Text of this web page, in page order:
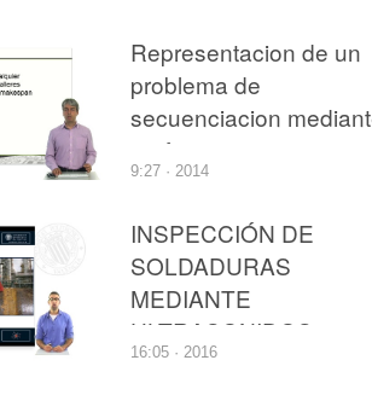
Representacion de un
problema de
secuenciacion
grafos
9:27 · 2014
INSPECCIÓN DE
SOLDADURAS
MEDIANTE
ULTRASONIDOS
16:05 · 2016